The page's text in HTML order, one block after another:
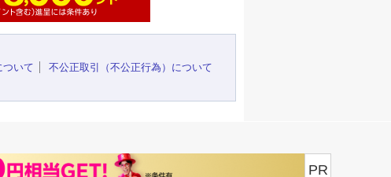
ついて
不公正取引（不公正行為）について
PR